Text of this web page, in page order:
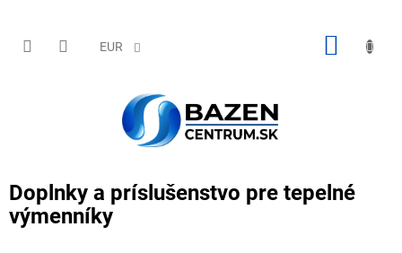
obsah
EUR
Doplnky a príslušenstvo pre tepelné
výmenníky